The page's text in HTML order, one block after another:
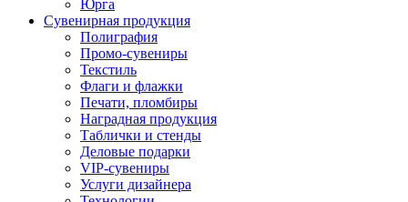
Юрга
Сувенирная продукция
Полиграфия
Промо-сувениры
Текстиль
Флаги и флажки
Печати, пломбиры
Наградная продукция
Таблички и стенды
Деловые подарки
VIP-сувениры
Услуги дизайнера